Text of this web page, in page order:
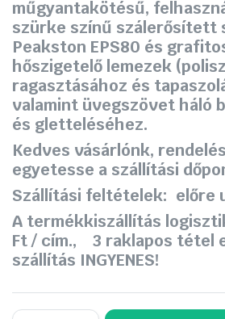
műgyantakötésű,
szürke színű szálerősített
Peakston EPS80 és
hőszigetelő lemezek
ragasztásához és
valamint üvegszövet háló
és gletteléséhez.
Kedves vásárlónk,
egyetesse a szállítási
Szállítási feltételek: előre
A termékkiszállítás
Ft / cím., 3 raklapos tétel
szállítás INGYENES!